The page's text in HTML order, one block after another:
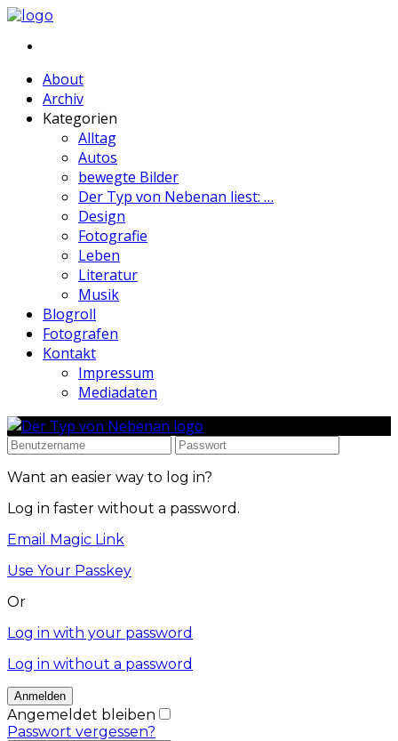
About
Archiv
Kategorien
Alltag
Autos
bewegte Bilder
Der Typ von Nebenan liest: …
Design
Fotografie
Leben
Literatur
Musik
Blogroll
Fotografen
Kontakt
Impressum
Mediadaten
Want an easier way to log in?
Log in faster without a password.
Email Magic Link
Use Your Passkey
Or
Log in with your password
Log in without a password
Angemeldet bleiben
Passwort vergessen?